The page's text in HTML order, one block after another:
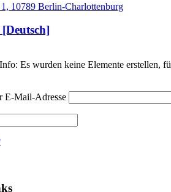
10789 Berlin-Charlottenburg
Es wurden keine Elemente erstellen,
E-Mail-Adresse